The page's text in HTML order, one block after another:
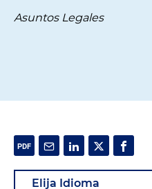
Asuntos Legales